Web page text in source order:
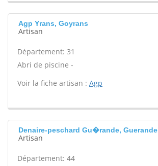
Agp Yrans, Goyrans
Artisan
Département: 31
Abri de piscine -
Voir la fiche artisan : Agp
Denaire-peschard Gu�rande, Guerande
Artisan
Département: 44